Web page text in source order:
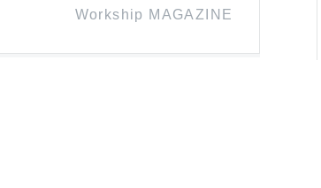
Workship MAGAZINE